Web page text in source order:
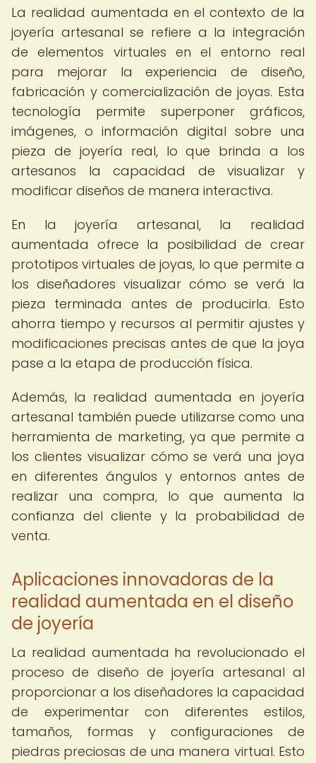
La realidad aumentada en el contexto de la
joyería artesanal se refiere a la integración
de elementos virtuales en el entorno real
para mejorar la experiencia de diseño,
fabricación y comercialización de joyas. Esta
tecnología permite superponer gráficos,
imágenes, o información digital sobre una
pieza de joyería real, lo que brinda a los
artesanos la capacidad de visualizar y
modificar diseños de manera interactiva.
En la joyería artesanal, la realidad
aumentada ofrece la posibilidad de crear
prototipos virtuales de joyas, lo que permite a
los diseñadores visualizar cómo se verá la
pieza terminada antes de producirla. Esto
ahorra tiempo y recursos al permitir ajustes y
modificaciones precisas antes de que la joya
pase a la etapa de producción física.
Además, la realidad aumentada en joyería
artesanal también puede utilizarse como una
herramienta de marketing, ya que permite a
los clientes visualizar cómo se verá una joya
en diferentes ángulos y entornos antes de
realizar una compra, lo que aumenta la
confianza del cliente y la probabilidad de
venta.
Aplicaciones innovadoras de la
realidad aumentada en el diseño
de joyería
La realidad aumentada ha revolucionado el
proceso de diseño de joyería artesanal al
proporcionar a los diseñadores la capacidad
de experimentar con diferentes estilos,
tamaños, formas y configuraciones de
piedras preciosas de una manera virtual. Esto